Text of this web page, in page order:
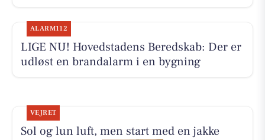
ALARM112
LIGE NU! Hovedstadens Beredskab: Der er
udløst en brandalarm i en bygning
VEJRET
Sol og lun luft, men start med en jakke